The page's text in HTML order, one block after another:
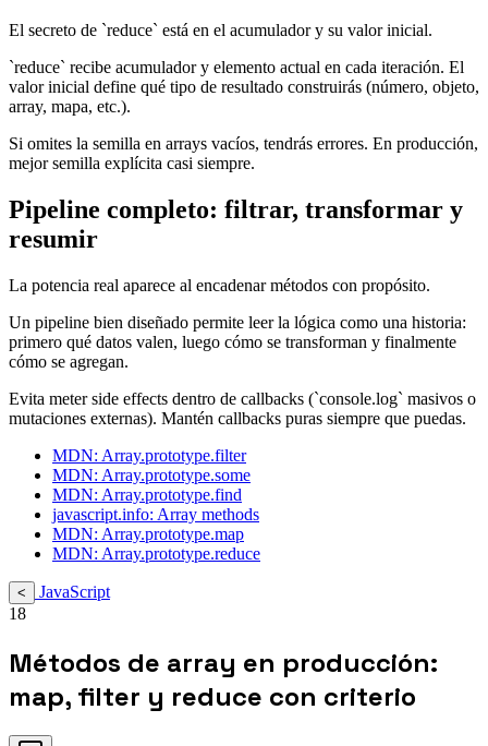
El secreto de `reduce` está en el acumulador y su valor inicial.
`reduce` recibe acumulador y elemento actual en cada iteración. El
valor inicial define qué tipo de resultado construirás (número, objeto,
array, mapa, etc.).
Si omites la semilla en arrays vacíos, tendrás errores. En producción,
mejor semilla explícita casi siempre.
Pipeline completo: filtrar, transformar y
resumir
La potencia real aparece al encadenar métodos con propósito.
Un pipeline bien diseñado permite leer la lógica como una historia:
primero qué datos valen, luego cómo se transforman y finalmente
cómo se agregan.
Evita meter side effects dentro de callbacks (`console.log` masivos o
mutaciones externas). Mantén callbacks puras siempre que puedas.
MDN: Array.prototype.filter
MDN: Array.prototype.some
MDN: Array.prototype.find
javascript.info: Array methods
MDN: Array.prototype.map
MDN: Array.prototype.reduce
<
JavaScript
18
Métodos de array en producción:
map, filter y reduce con criterio